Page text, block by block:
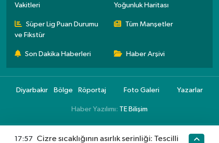
Vakitleri
Yoğunluk Haritası
Süper Lig Puan Durumu
ve Fikstür
Tüm Manşetler
Son Dakika Haberleri Haber Arşivi
Diyarbakır Bölge Röportaj Foto Galeri Yazarlar
Haber Yazılımı: TE Bilişim
17:57 Cizre sıcaklığının asırlık serinliği: Tescilli